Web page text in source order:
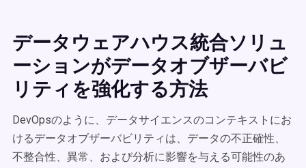
データウェアハウス統合ソリュ
ーションがデータオブザーバビ
リティを強化する方法
DevOpsのように、データサイエンスのコンテキストにお
けるデータオブザーバビリティは、データの不正確性、
不整合性、異常、および分析に影響を与える可能性のあ